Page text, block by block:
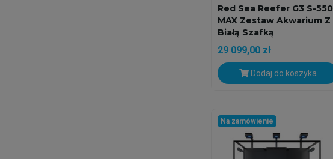
Red Sea Reefer G3 S-550
MAX Zestaw Akwarium Z
Białą Szafką
29 099,00 zł
Dodaj do koszyka
Na zamówienie